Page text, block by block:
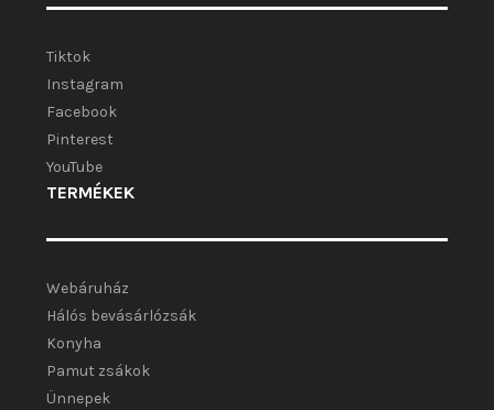
Tiktok
Instagram
Facebook
Pinterest
YouTube
TERMÉKEK
Webáruház
Hálós bevásárlózsák
Konyha
Pamut zsákok
Ünnepek